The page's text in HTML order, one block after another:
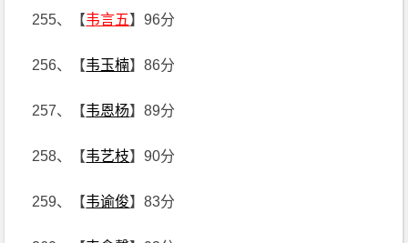
255、【韦言五】96分
256、【韦玉楠】86分
257、【韦恩杨】89分
258、【韦艺枝】90分
259、【韦谕俊】83分